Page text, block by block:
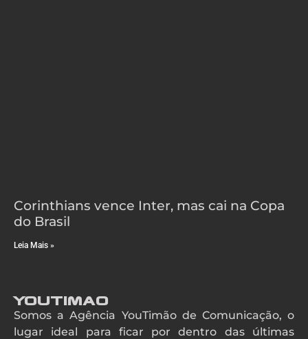
Corinthians vence Inter, mas cai na Copa
do Brasil
Leia Mais »
YouTimao
Somos a Agência YouTimão de Comunicação, o
lugar ideal para ficar por dentro das últimas